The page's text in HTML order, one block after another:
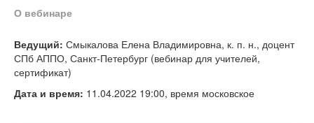
Тесты
О вебинаре
Ведущий: Смыкалова Елена Владимировна, к. п. н., доцент
СПб АППО, Санкт-Петербург (вебинар для учителей,
сертификат)
Дата и время: 11.04.2022 19:00, время московское